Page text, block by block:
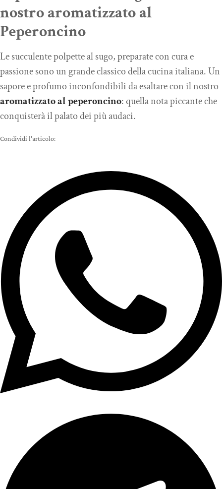
nostro aromatizzato al
Peperoncino
Le succulente polpette al sugo, preparate con cura e
passione sono un grande classico della cucina italiana. Un
sapore e profumo inconfondibili da esaltare con il nostro
aromatizzato al peperoncino: quella nota piccante che
conquisterà il palato dei più audaci.
Condividi l'articolo: